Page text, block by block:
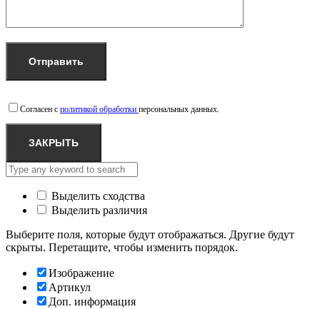
Согласен с политикой обработки персональных данных.
ЗАКРЫТЬ
Выделить сходства
Выделить различия
Выберите поля, которые будут отображаться. Другие будут
скрыты. Перетащите, чтобы изменить порядок.
Изображение
Артикул
Доп. информация